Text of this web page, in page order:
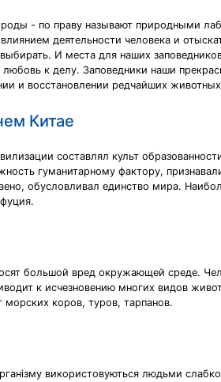
- по праву называют природными
деятельности человека и
И места для наших
к делу. Заповедники наши
и восстановлении редчайших
Китае
составлял культ
гуманитарному фактору,
обусловливал единство мира.
большой вред окружающей среде.
к исчезновению многих видов
морских коров, туров, тарпанов.
використовуються людьми